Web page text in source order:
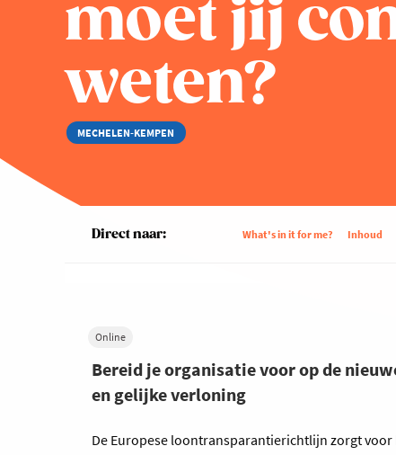
moet jij
weten?
MECHELEN-KEMPEN
Direct naar: What's in it for me? Inhoud
Online
Bereid je organisatie voor op de
en gelijke verloning
De Europese loontransparantierichtlijn zorgt